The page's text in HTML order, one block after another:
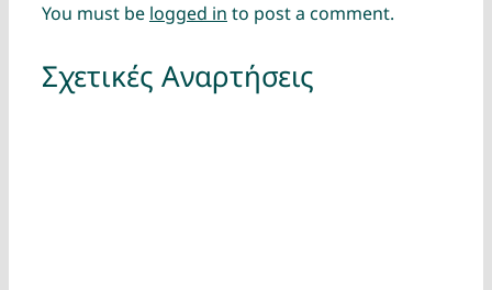
You must be logged in to post a comment.
Σχετικές Αναρτήσεις